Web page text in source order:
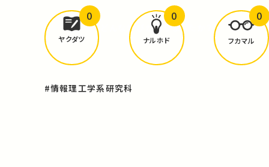
どんな学びがありましたか？
ヤクダツ
0
ナルホド
0
フカマル
0
#情報理工学系研究科